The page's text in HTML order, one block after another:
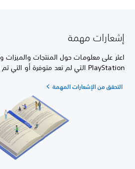
إشعارات مهمة
اعثر على معلومات حول المنتجات والميزات
PlayStation التي لم تعد متوفرة أو التي تم إيقافها.
التحقق من الإشعارات المهمة